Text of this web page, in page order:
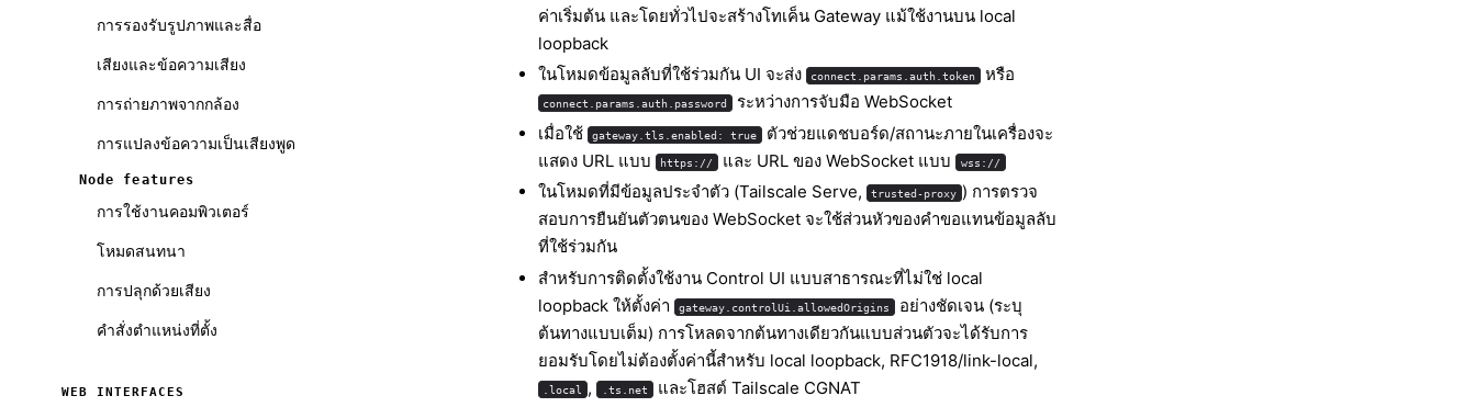
การรองรับรูปภาพและสื่อ
เสียงและข้อความเสียง
การถ่ายภาพจากกล้อง
การแปลงข้อความเป็นเสียงพูด
Node features
การใช้งานคอมพิวเตอร์
โหมดสนทนา
การปลุกด้วยเสียง
คำสั่งตำแหน่งที่ตั้ง
WEB INTERFACES
ค่าเริ่มต้น และโดยทั่วไปจะสร้างโทเค็น Gateway แม้ใช้งานบน local
loopback
ในโหมดข้อมูลลับที่ใช้ร่วมกัน UI จะส่ง
connect.params.auth.token หรือ
connect.params.auth.password
ระหว่างการจับมือ WebSocket
เมื่อใช้
gateway.tls.enabled: true
ตัวช่วยแดชบอร์ด/สถานะภายในเครื่องจะ
แสดง URL แบบ
https:// และ URL ของ WebSocket แบบ wss://
ในโหมดที่มีข้อมูลประจำตัว (Tailscale Serve, trusted-proxy ) การตรวจ
สอบการยืนยันตัวตนของ WebSocket จะใช้ส่วนหัวของคำขอแทนข้อมูลลับ
ที่ใช้ร่วมกัน
สำหรับการติดตั้งใช้งาน Control UI แบบสาธารณะที่ไม่ใช่ local
loopback ให้ตั้งค่า
gateway.controlUi.allowedOrigins
อย่างชัดเจน (ระบุ
ต้นทางแบบเต็ม) การโหลดจากต้นทางเดียวกันแบบส่วนตัวจะได้รับการ
ยอมรับโดยไม่ต้องตั้งค่านี้สำหรับ local loopback, RFC1918/link-local,
.local , .ts.net และโฮสต์ Tailscale CGNAT